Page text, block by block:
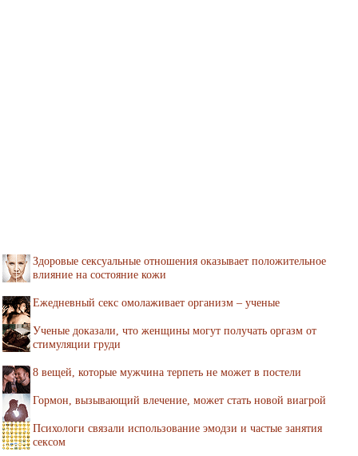
Здоровые сексуальные отношения оказывает положительное
влияние на состояние кожи
Ежедневный секс омолаживает организм – ученые
Ученые доказали, что женщины могут получать оргазм от
стимуляции груди
8 вещей, которые мужчина терпеть не может в постели
Гормон, вызывающий влечение, может стать новой виагрой
Психологи связали использование эмодзи и частые занятия
сексом